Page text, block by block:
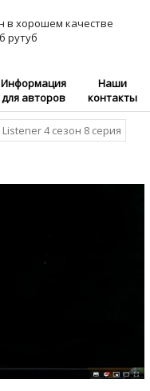
Информация
для авторов
Наши
контакты